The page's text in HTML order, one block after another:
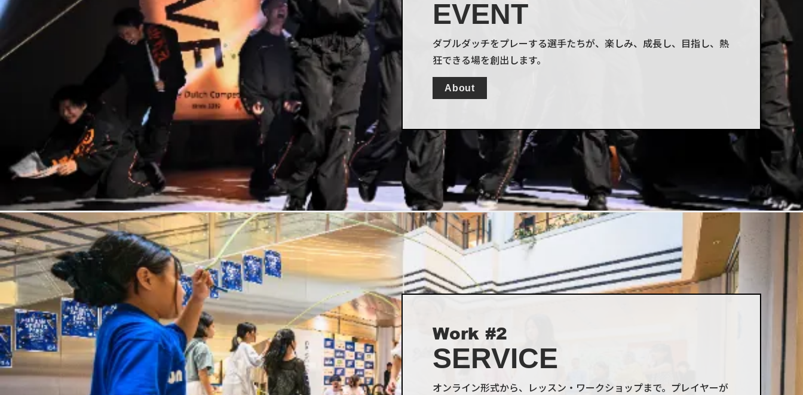
EVENT
ダブルダッチをプレーする選手たちが、楽しみ、成長し、目指し、熱
狂できる場を創出します。
About
Work #2
SERVICE
オンライン形式から、レッスン・ワークショップまで。プレイヤーが